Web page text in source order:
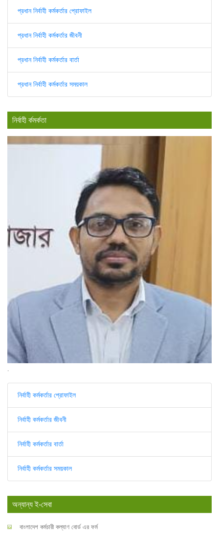
প্রধান নির্বাহী কর্মকর্তার প্রোফাইল
প্রধান নির্বাহী কর্মকর্তার জীবনী
প্রধান নির্বাহী কর্মকর্তার বার্তা
প্রধান নির্বাহী কর্মকর্তার সময়কাল
নির্বাহী র্কমর্কতা
.
নির্বাহী কর্মকর্তার প্রোফাইল
নির্বাহী কর্মকর্তার জীবনী
নির্বাহী কর্মকর্তার বার্তা
নির্বাহী কর্মকর্তার সময়কাল
অন্যান্য ই-সেবা
বাংলাদেশ কর্মচারী কল্যাণ বোর্ড এর ফর্ম